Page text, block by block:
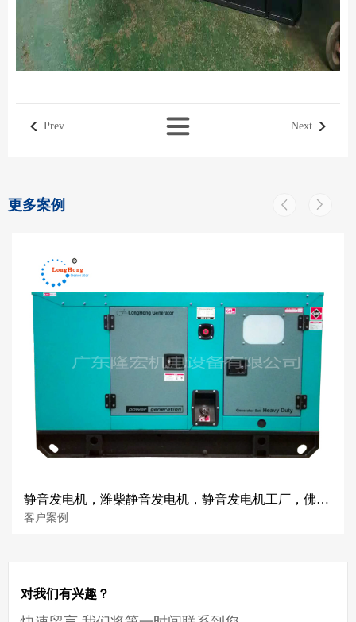
Prev Next
更多案例
静音发电机，潍柴静音发电机，静音发电机工厂，佛山静音发电机厂家
客户案例
对我们有兴趣？